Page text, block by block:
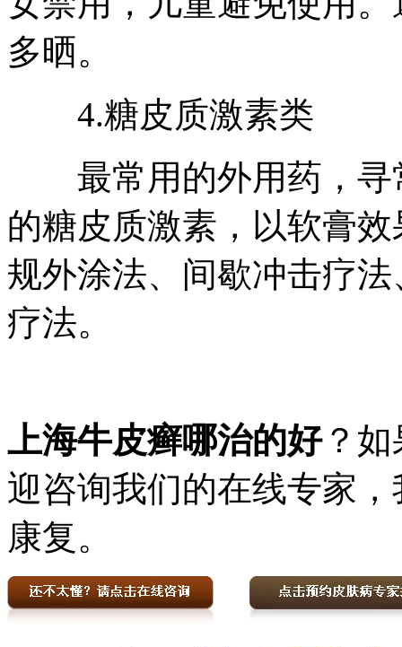
多晒。
4.糖皮质激素类
最常用的外用药，寻
的糖皮质激素，以软膏
规外涂法、间歇冲击疗
疗法。
上海牛皮癣哪治的好？如
迎咨询我们的在线专家
康复。